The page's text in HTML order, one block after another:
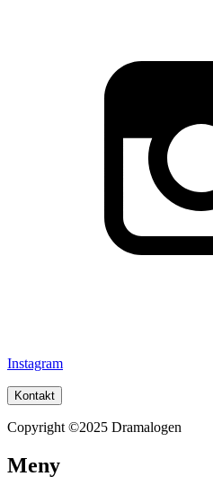
Instagram
Kontakt
Copyright ©2025 Dramalogen
Meny